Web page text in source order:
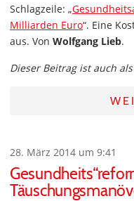
Schlagzeile: „
Milliarden Euro“. Eine
aus. Von Wolfgang Lieb.
Dieser Beitrag ist auch
28. März 2014 um 9:41